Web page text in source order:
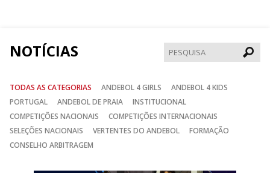
NOTÍCIAS
TODAS AS CATEGORIAS ANDEBOL 4 GIRLS
ANDEBOL 4 KIDS
PORTUGAL
ANDEBOL DE PRAIA
INSTITUCIONAL
COMPETIÇÕES NACIONAIS
COMPETIÇÕES INTERNACIONAIS
SELEÇÕES NACIONAIS
VERTENTES DO ANDEBOL
FORMAÇÃO
CONSELHO ARBITRAGEM